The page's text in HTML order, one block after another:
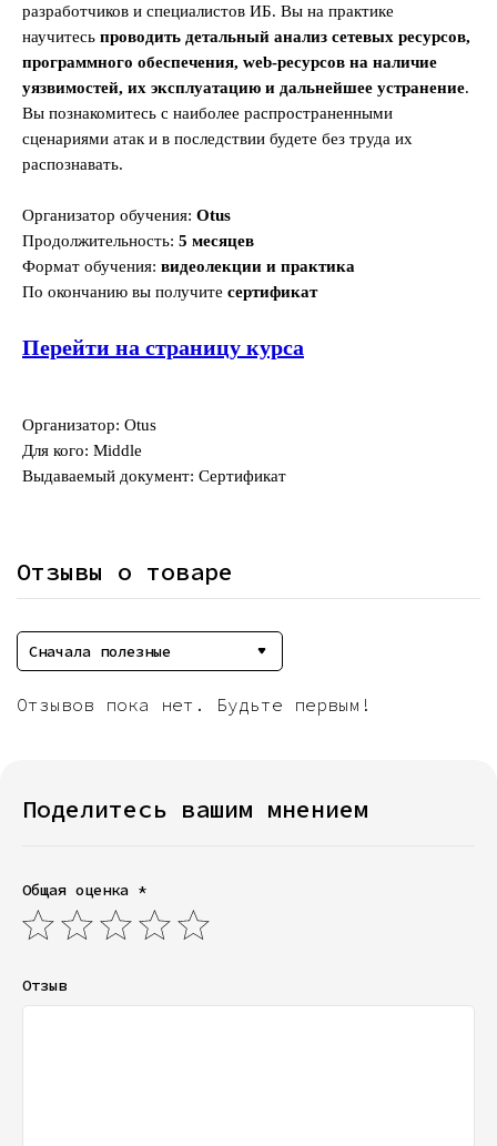
разработчиков и специалистов ИБ. Вы на практике
научитесь проводить детальный анализ сетевых ресурсов,
программного обеспечения, web-ресурсов на наличие
уязвимостей, их эксплуатацию и дальнейшее устранение.
Вы познакомитесь с наиболее распространенными
сценариями атак и в последствии будете без труда их
распознавать.
Организатор обучения: Otus
Продолжительность: 5 месяцев
Формат обучения: видеолекции и практика
По окончанию вы получите сертификат
Перейти на страницу курса
Организатор: Otus
Для кого: Middle
Выдаваемый документ: Сертификат
Отзывы о товаре
Сначала полезные
Отзывов пока нет. Будьте первым!
Поделитесь вашим мнением
Общая оценка *
Отзыв